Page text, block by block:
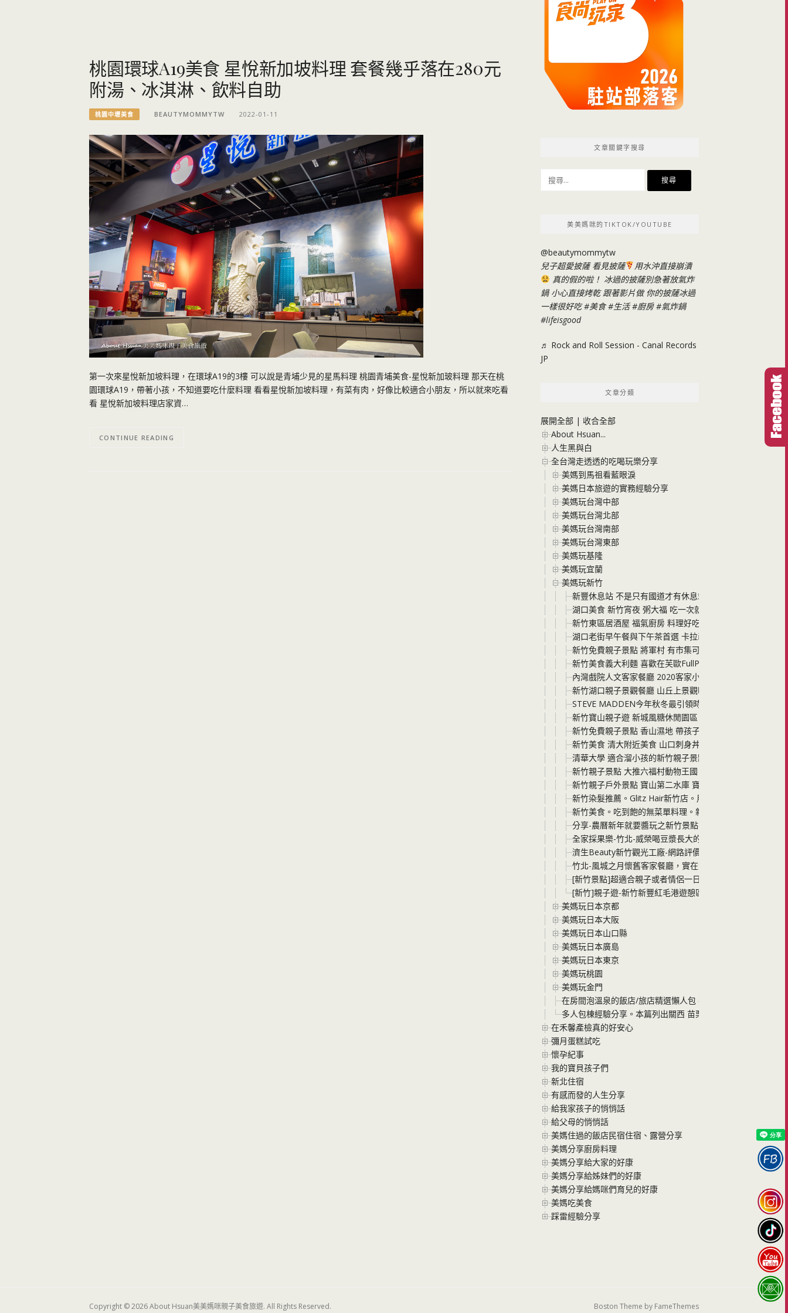
桃園環球A19美食 星悅新加坡料理 套餐幾乎落在280元
附湯、冰淇淋、飲料自助
桃園中壢美食 BEAUTYMOMMYTW 2022-01-11
第一次來星悅新加坡料理，在環球A19的3樓 可以說是青埔少見的星馬料理 桃園青埔美食-星悅新加玻料理 那天在桃
園環球A19，帶著小孩，不知道要吃什麼料理 看看星悅新加坡料理，有菜有肉，好像比較適合小朋友，所以就來吃看
看 星悅新加坡料理店家資…
CONTINUE READING
文章關鍵字搜尋
尋
美美媽咪的TIKTOK/YOUTUBE
@beautymommytw
兒子超愛披薩 看見披薩
用水沖直接崩潰
真的假的啦！ 冰過的披薩別急著放氣炸
鍋 小心直接烤乾 跟著影片做 你的披薩冰過
一樣很好吃#美食 #生活 #廚房 #氣炸鍋
#lifeisgood
♬ Rock and Roll Session - Canal Records
JP
文章分類
展開全部 | 收合全部
About Hsuan...
人生黑與白
全台灣走透透的吃喝玩樂分享
美媽到馬祖看藍眼淚
美媽日本旅遊的實務經驗分享
美媽玩台灣中部
美媽玩台灣北部
美媽玩台灣南部
美媽玩台灣東部
美媽玩基隆
美媽玩宜蘭
美媽玩新竹
新豐休息站 不是只有國道才有休息站 台61線西濱快速公
湖口美食 新竹宵夜 粥大福 吃一次就愛上的好料
新竹東區居酒屋 福氣廚房 料理好吃氣氛好 下班想吃點什麼
湖口老街早午餐與下午茶首選 卡拉義式餐館 餐點平價好吃
新竹免費親子景點 將軍村 有市集可以逛 公園 餐廳 非常適
新竹美食義大利麵 喜歡在芙歐FullPasta吃到的美食 也喜
內灣戲院人文客家餐廳 2020客家小炒全國爭霸賽 榮獲北
新竹湖口親子景觀餐廳 山丘上景觀咖啡館 希臘地中海風格
STEVE MADDEN今年秋冬最引領時尚潮流的紐約品牌 穿
新竹寶山親子遊 新城風糖休閒園區 一起來砍甘蔗 壓甘蔗
新竹免費親子景點 香山濕地 帶孩子一起來找螃蟹
新竹美食 清大附近美食 山口刺身丼飯專賣店 新鮮平價的饗
清華大學 適合溜小孩的新竹親子景點
新竹親子景點 大推六福村動物王國 坐蒸氣火車看野生草
新竹親子戶外景點 寶山第二水庫 寶山鄉扶輪公園 大片綠
新竹染髮推薦。Glitz Hair新竹店。用心的好品質，頭髮最
新竹美食。吃到飽的無菜單料理。新竹名古屋料亭
分享-農曆新年就要醬玩之新竹景點半日遊
全家採果樂-竹北-威榮喝豆漿長大的蕃茄窩
濟生Beauty新竹觀光工廠-網路評價不錯的親子DIY觀光景點
竹北-風城之月懷舊客家餐廳，實在太復古啦!
[新竹景點]超適合親子或者情侶一日遊的合興車站與內灣老
[新竹]親子遊-新竹新豐紅毛港遊憩區
美媽玩日本京都
美媽玩日本大阪
美媽玩日本山口縣
美媽玩日本廣島
美媽玩日本東京
美媽玩桃園
美媽玩金門
在房間泡溫泉的飯店/旅店精選懶人包 在房間裡想泡就泡 不用
多人包棟經驗分享。本篇列出關西 苗栗 南投 四家我們包棟過
在禾馨產檢真的好安心
彌月蛋糕試吃
懷孕紀事
我的寶貝孩子們
新北住宿
有感而發的人生分享
給我家孩子的悄悄話
給父母的悄悄話
美媽住過的飯店民宿住宿、露營分享
美媽分享廚房料理
美媽分享給大家的好康
美媽分享給姊妹們的好康
美媽分享給媽咪們育兒的好康
美媽吃美食
踩雷經驗分享
Copyright © 2026 About Hsuan美美媽咪親子美食旅遊. All Rights Reserved. Boston Theme by FameThemes